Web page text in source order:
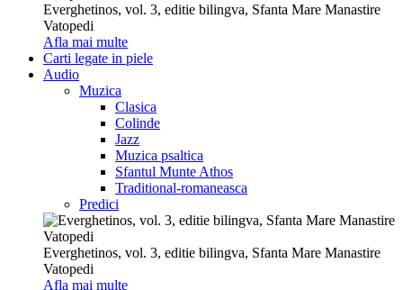
Everghetinos, vol. 3, editie bilingva, Sfanta Mare Manastire
Vatopedi
Afla mai multe
Carti legate in piele
Audio
Muzica
Clasica
Colinde
Jazz
Muzica psaltica
Sfantul Munte Athos
Traditional-romaneasca
Predici
Everghetinos, vol. 3, editie bilingva, Sfanta Mare Manastire
Vatopedi
Afla mai multe